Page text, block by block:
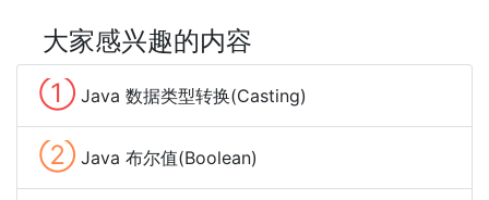
大家感兴趣的内容
① Java 数据类型转换(Casting)
② Java 布尔值(Boolean)